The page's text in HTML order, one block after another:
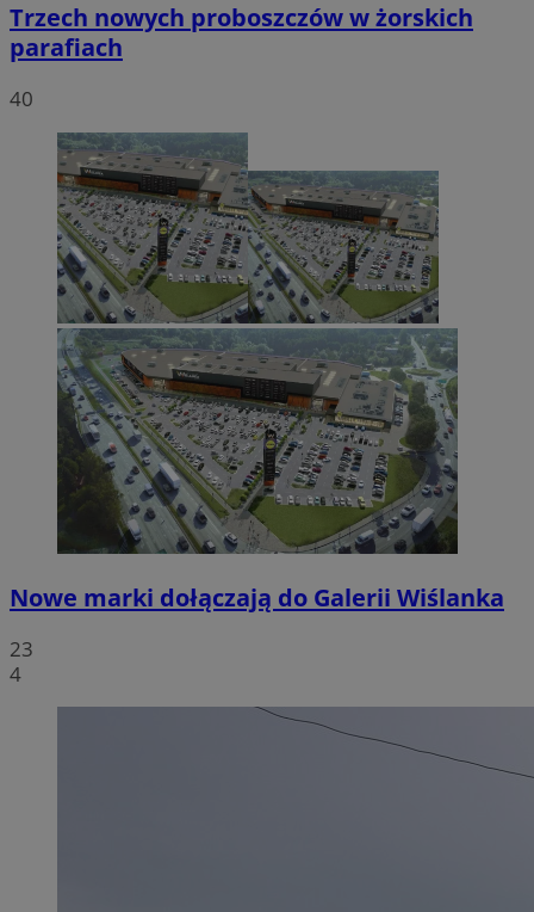
Trzech nowych proboszczów w żorskich
parafiach
40
Nowe marki dołączają do Galerii Wiślanka
23
4